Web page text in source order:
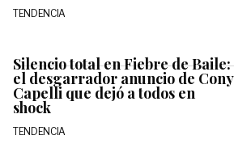
TENDENCIA
Silencio total en Fiebre de Baile:
el desgarrador anuncio de Cony
Capelli que dejó a todos en
shock
TENDENCIA